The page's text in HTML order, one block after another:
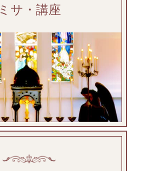
ミサ・講座